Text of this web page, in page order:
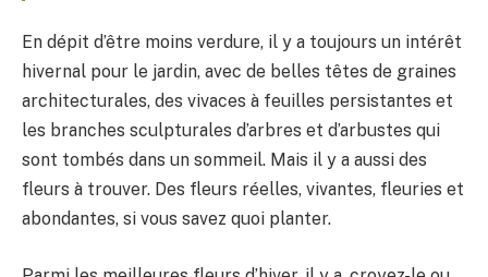
En dépit d’être moins verdure, il y a toujours un intérêt
hivernal pour le jardin, avec de belles têtes de graines
architecturales, des vivaces à feuilles persistantes et
les branches sculpturales d’arbres et d’arbustes qui
sont tombés dans un sommeil. Mais il y a aussi des
fleurs à trouver. Des fleurs réelles, vivantes, fleuries et
abondantes, si vous savez quoi planter.